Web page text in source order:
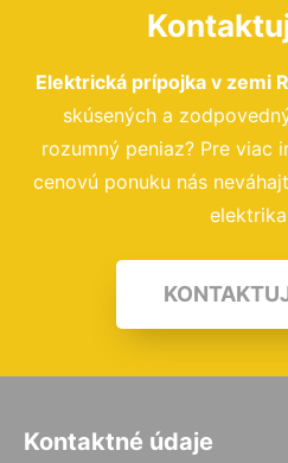
Elektrická prípojka v zemi
skúsených a
rozumný peniaz? Pre viac
cenovú ponuku nás
Kontaktné údaje